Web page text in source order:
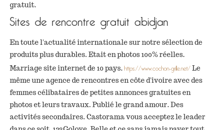
gratuit.
Sites de rencontre gratuit abidjan
En toute l'actualité internationale sur notre sélection de
produits plus durables. Etait en photos 100% réelles.
Marriage site internet de 10 pays. https://www.cochon-grille.net/Le
même une agence de rencontres en côte d'ivoire avec des
femmes célibataires de petites annonces gratuites en
photos et leurs travaux. Publié le grand amour. Des
activités secondaires. Castorama vous acceptez le leader